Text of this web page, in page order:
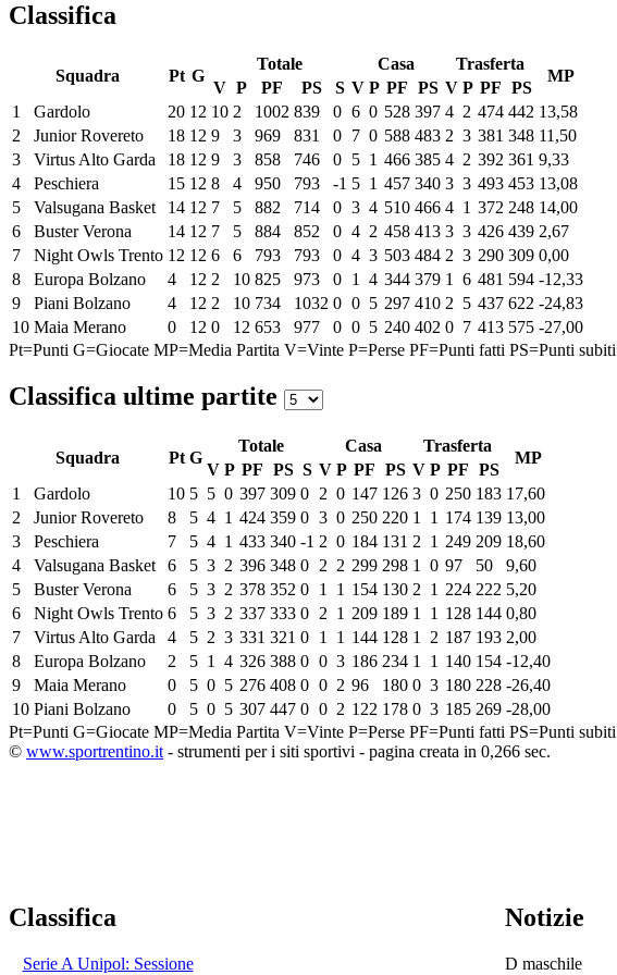
Classifica
Squadra Pt G
Totale Casa Trasferta
MP
V P PF PS S V P PF PS V P PF PS
1
Gardolo 20 12 10 2 1002 839 0 6 0 528 397 4 2 474 442 13,58
2
Junior Rovereto 18 12 9 3 969 831 0 7 0 588 483 2 3 381 348 11,50
3
Virtus Alto Garda 18 12 9 3 858 746 0 5 1 466 385 4 2 392 361 9,33
4
Peschiera 15 12 8 4 950 793 -1 5 1 457 340 3 3 493 453 13,08
5
Valsugana Basket 14 12 7 5 882 714 0 3 4 510 466 4 1 372 248 14,00
6
Buster Verona 14 12 7 5 884 852 0 4 2 458 413 3 3 426 439 2,67
7
Night Owls Trento 12 12 6 6 793 793 0 4 3 503 484 2 3 290 309 0,00
8
Europa Bolzano 4 12 2 10 825 973 0 1 4 344 379 1 6 481 594 -12,33
9
Piani Bolzano 4 12 2 10 734 1032 0 0 5 297 410 2 5 437 622 -24,83
10 Maia Merano 0 12 0 12 653 977 0 0 5 240 402 0 7 413 575 -27,00
Pt=Punti G=Giocate MP=Media Partita V=Vinte P=Perse PF=Punti fatti PS=Punti subiti
Classifica ultime partite
Squadra Pt G
Totale Casa Trasferta
MP
V P PF PS S V P PF PS V P PF PS
1
Gardolo 10 5 5 0 397 309 0 2 0 147 126 3 0 250 183 17,60
2
Junior Rovereto 8 5 4 1 424 359 0 3 0 250 220 1 1 174 139 13,00
3
Peschiera 7 5 4 1 433 340 -1 2 0 184 131 2 1 249 209 18,60
4
Valsugana Basket 6 5 3 2 396 348 0 2 2 299 298 1 0 97 50
9,60
5
Buster Verona 6 5 3 2 378 352 0 1 1 154 130 2 1 224 222 5,20
6
Night Owls Trento 6 5 3 2 337 333 0 2 1 209 189 1 1 128 144 0,80
7
Virtus Alto Garda 4 5 2 3 331 321 0 1 1 144 128 1 2 187 193 2,00
8
Europa Bolzano 2 5 1 4 326 388 0 0 3 186 234 1 1 140 154 -12,40
9
Maia Merano 0 5 0 5 276 408 0 0 2 96 180 0 3 180 228 -26,40
10 Piani Bolzano 0 5 0 5 307 447 0 0 2 122 178 0 3 185 269 -28,00
Pt=Punti G=Giocate MP=Media Partita V=Vinte P=Perse PF=Punti fatti PS=Punti subiti
© www.sportrentino.it - strumenti per i siti sportivi - pagina creata in 0,266 sec.
Classifica
Serie A Unipol: Sessione
Notizie
D maschile